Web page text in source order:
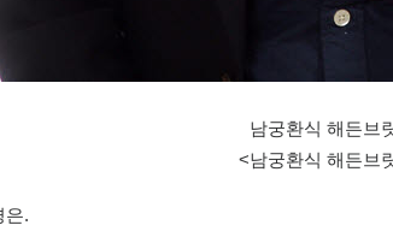
남궁환식 해든브
<남궁환식 해든브
은.